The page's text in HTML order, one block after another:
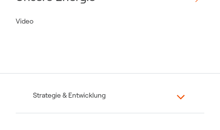
Video
Strategie & Entwicklung